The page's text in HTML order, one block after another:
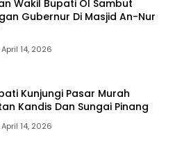
Wakil Bupati OI Sambut
Gubernur Di Masjid An-Nur
April 14, 2026
Kunjungi Pasar Murah
Kandis Dan Sungai Pinang
April 14, 2026